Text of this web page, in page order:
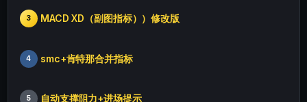
3 MACD XD（副图指标））修改版
4 smc+肯特那合并指标
5 自动支撑阻力+进场提示